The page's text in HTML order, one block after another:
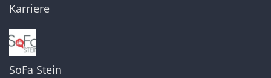
Karriere
SoFa Stein